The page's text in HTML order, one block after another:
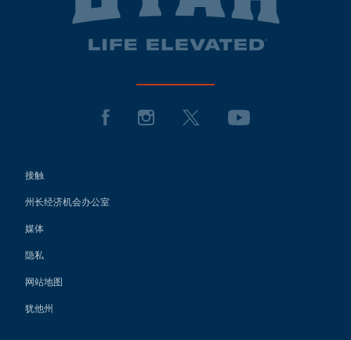
接触
州长经济机会办公室
媒体
隐私
网站地图
犹他州